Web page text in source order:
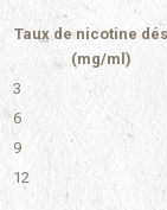
Taux de nicotine
(mg/ml)
3
6
9
12